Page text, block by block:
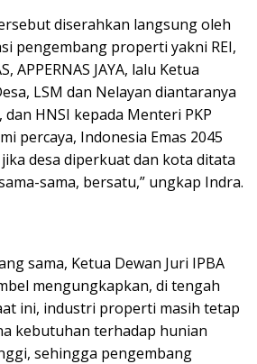
diserahkan langsung oleh
pengembang properti yakni REI,
APPERNAS JAYA, lalu Ketua
LSM dan Nelayan diantaranya
dan HNSI kepada Menteri PKP
percaya, Indonesia Emas 2045
desa diperkuat dan kota ditata
sama, bersatu,” ungkap Indra.
sama, Ketua Dewan Juri IPBA
mengungkapkan, di tengah
ini, industri properti masih tetap
kebutuhan terhadap hunian
sehingga pengembang